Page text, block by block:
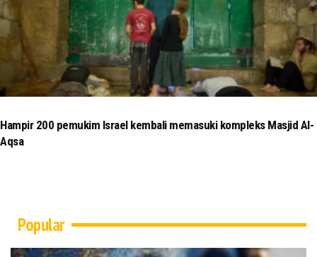
Hampir 200 pemukim Israel kembali memasuki kompleks Masjid Al-
Aqsa
Popular